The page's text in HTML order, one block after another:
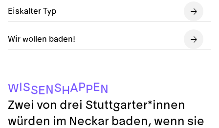
Eiskalter Typ
Wir wollen baden!
WIS
SENSHAPPEN
Zwei von drei Stuttgarter*innen
würden im Neckar baden, wenn sie